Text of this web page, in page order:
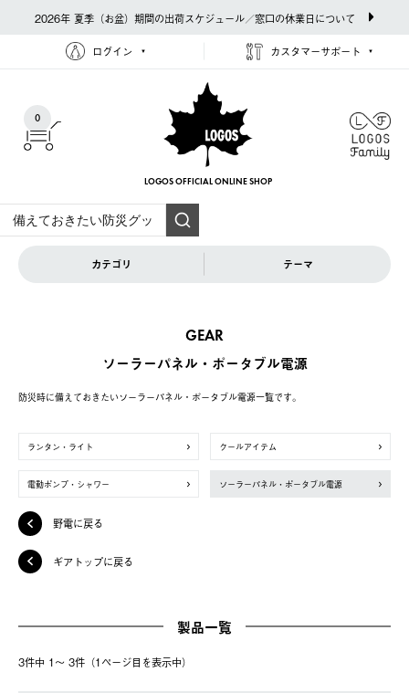
2026年 夏季（お盆）期間の出荷スケジュール／窓口の休業日について
ログイン カスタマーサポート
0
LOGOS OFFICIAL ONLINE SHOP
カテゴリ テーマ
GEAR
ソーラーパネル・ポータブル電源
防災時に備えておきたいソーラーパネル・ポータブル電源一覧です。
ランタン・ライト クールアイテム
電動ポンプ・シャワー ソーラーパネル・ポータブル電源
野電に戻る
ギアトップに戻る
製品一覧
3件中 1〜 3件（1ページ⽬を表⽰中）